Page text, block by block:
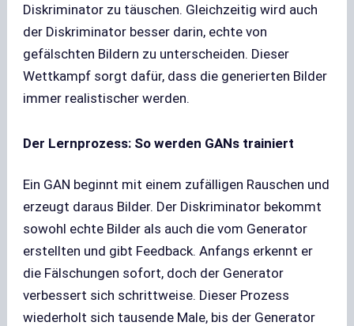
Diskriminator zu täuschen. Gleichzeitig wird auch
der Diskriminator besser darin, echte von
gefälschten Bildern zu unterscheiden. Dieser
Wettkampf sorgt dafür, dass die generierten Bilder
immer realistischer werden.
Der Lernprozess: So werden GANs trainiert
Ein GAN beginnt mit einem zufälligen Rauschen und
erzeugt daraus Bilder. Der Diskriminator bekommt
sowohl echte Bilder als auch die vom Generator
erstellten und gibt Feedback. Anfangs erkennt er
die Fälschungen sofort, doch der Generator
verbessert sich schrittweise. Dieser Prozess
wiederholt sich tausende Male, bis der Generator